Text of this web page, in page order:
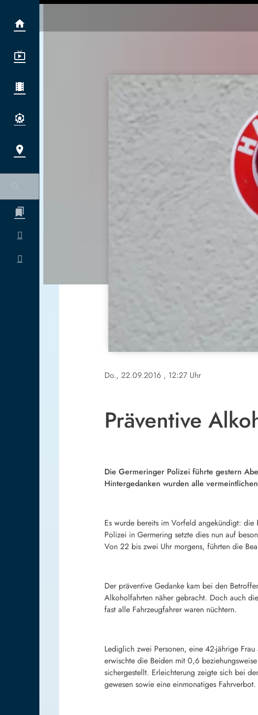
Do., 22.09.2016 , 12:27 Uhr
Präventive
Die Germeringer Polizei führte gestern
Hintergedanken wurden alle
Es wurde bereits im Vorfeld angekündigt:
Polizei in Germering setzte dies nun auf
Von 22 bis zwei Uhr morgens, führten die
Der präventive Gedanke kam bei den
Alkoholfahrten näher gebracht. Doch auch
fast alle Fahrzeugfahrer waren nüchtern.
Lediglich zwei Personen, eine 42-jährige
erwischte die Beiden mit 0,6
sichergestellt. Erleichterung zeigte sich bei
gewesen sowie eine einmonatiges Fahrverbot.